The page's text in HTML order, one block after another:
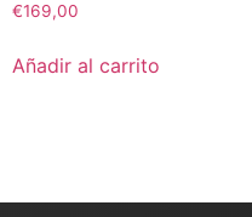
€169,00
Añadir al carrito